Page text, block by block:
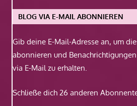
BLOG VIA E-MAIL ABONNIEREN
Gib deine E-Mail-Adresse an, um
abonnieren und
via E-Mail zu erhalten.
Schließe dich 26 anderen